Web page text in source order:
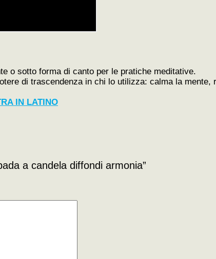
o sotto forma di canto per le pratiche meditative.
di trascendenza in chi lo utilizza: calma la mente,
IN LATINO
a candela diffondi armonia”